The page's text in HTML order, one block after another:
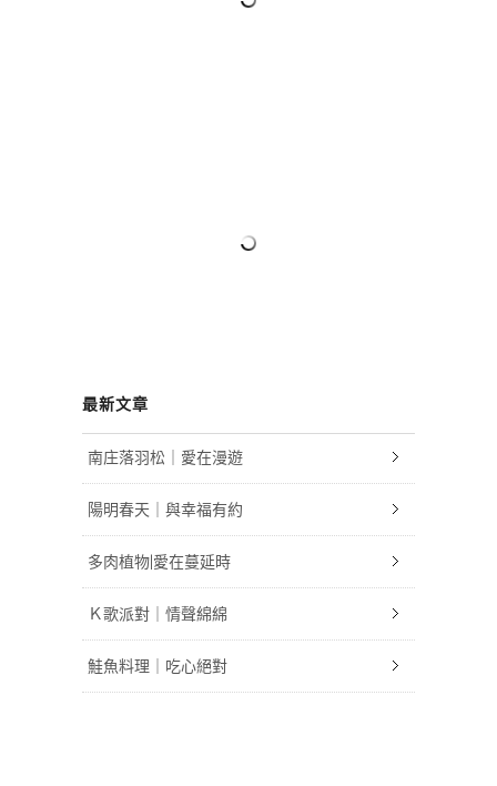
最新文章
南庄落羽松｜愛在漫遊
陽明春天｜與幸福有約
多肉植物|愛在蔓延時
Ｋ歌派對｜情聲綿綿
鮭魚料理｜吃心絕對